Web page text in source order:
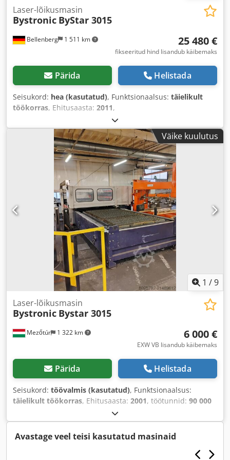
Bellenberg 1 511 km
Laser-lõikusmasin
Bystronic ByStar 3015
25 480 €
fikseeritud hind lisandub käibemaks
Pärida Helistada
Seisukord: hea (kasutatud), Funktsionaalsus: täielikult
töökorras, Ehitusaasta: 2011,
Väike kuulutus
1 /9
Mezőtúr 1 322 km
Laser-lõikusmasin
Bystronic Bystar 3015
6 000 €
EXW VB lisandub käibemaks
Pärida Helistada
Seisukord: töövalmis (kasutatud), Funktsionaalsus:
täielikult töökorras, Ehitusaasta: 2001, töötunnid: 90 000
, lehtmetalli paksus (maks.):
mm, laua pikkus:3 000 mm, laua laius:1 500 mm,
võimsus:4 kW (5,44 hj),
Avastage veel teisi kasutatud masinaid